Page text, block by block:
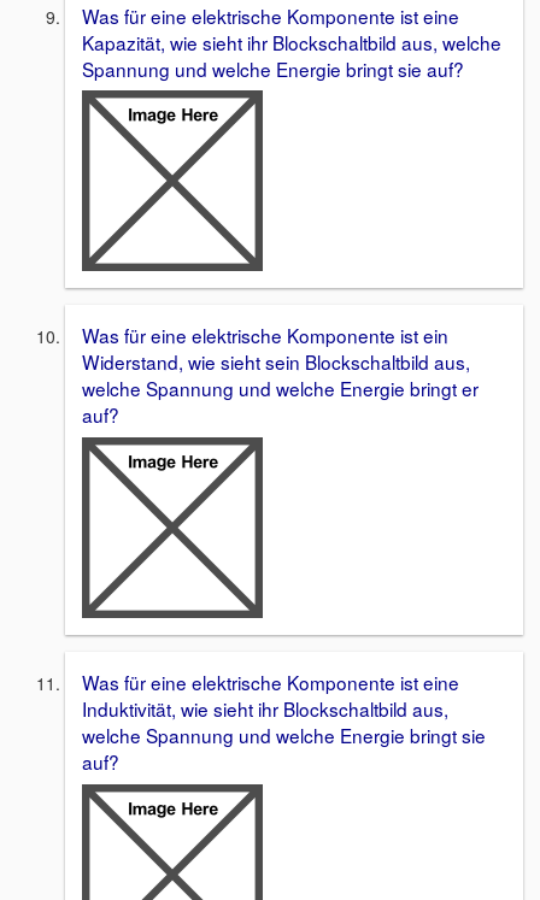
Was für eine elektrische Komponente ist eine
Kapazität, wie sieht ihr Blockschaltbild aus, welche
Spannung und welche Energie bringt sie auf?
Was für eine elektrische Komponente ist ein
Widerstand, wie sieht sein Blockschaltbild aus,
welche Spannung und welche Energie bringt er
auf?
Was für eine elektrische Komponente ist eine
Induktivität, wie sieht ihr Blockschaltbild aus,
welche Spannung und welche Energie bringt sie
auf?